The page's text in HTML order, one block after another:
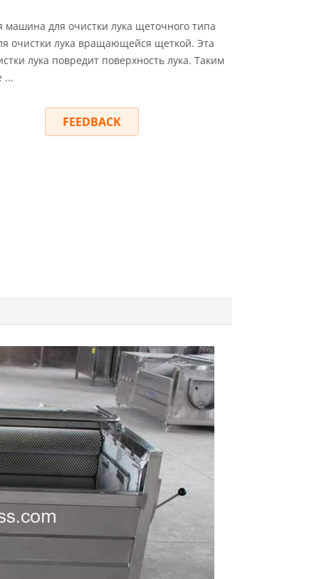
машина для очистки лука щеточного типа
очистки лука вращающейся щеткой. Эта
лука повредит поверхность лука. Таким
...
FEEDBACK